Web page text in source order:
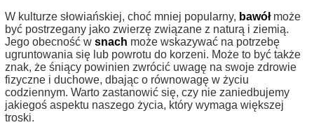
W kulturze słowiańskiej, choć mniej popularny, bawółmoże
być postrzegany jako zwierzę związane z naturą i ziemią.
Jego obecność w snach może wskazywać na potrzebę
ugruntowania się lub powrotu do korzeni. Może to być także
znak, że śniący powinien zwrócić uwagę na swoje zdrowie
fizyczne i duchowe, dbając o równowagę w życiu
codziennym. Warto zastanowić się, czy nie zaniedbujemy
jakiegoś aspektu naszego życia, który wymaga większej
troski.